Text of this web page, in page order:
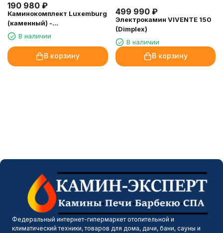
190 980 ₽
Каминокомплект Luxemburg
(каменный) -
Сланец/Cлоновая кость с
патиной с очагом Danville
Antique Brass FB2
В наличии
В корзину
499 990 ₽
Электрокамин VIVENTE 150
(Dimplex)
В наличии
В корзину
Федеральный интернет-гипермаркет отопительной и
климатический техники, товаров для дома, дачи, бани, сауны и